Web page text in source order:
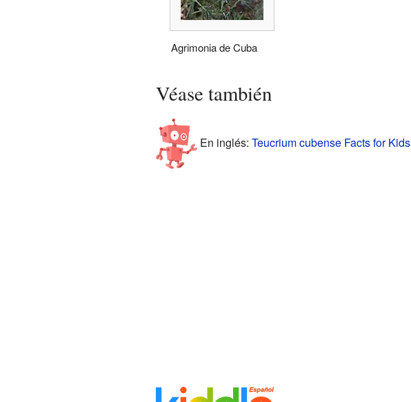
Agrimonia de Cuba
Véase también
En inglés: Teucrium cubense Facts for Kids